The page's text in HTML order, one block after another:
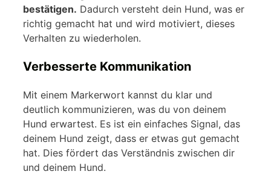
bestätigen. Dadurch versteht dein Hund, was er
richtig gemacht hat und wird motiviert, dieses
Verhalten zu wiederholen.
Verbesserte Kommunikation
Mit einem Markerwort kannst du klar und
deutlich kommunizieren, was du von deinem
Hund erwartest. Es ist ein einfaches Signal, das
deinem Hund zeigt, dass er etwas gut gemacht
hat. Dies fördert das Verständnis zwischen dir
und deinem Hund.